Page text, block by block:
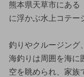
熊本県天草市にある
に浮かぶ水上コテー
釣りやクルージング
海釣りは周囲を海に
空を眺められ、家族